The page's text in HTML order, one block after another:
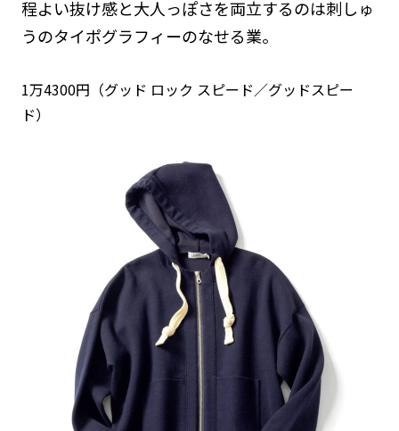
程よい抜け感と大人っぽさを両立するのは刺しゅ
うのタイポグラフィーのなせる業。
1万4300円（グッド ロック スピード／グッドスピー
ド）